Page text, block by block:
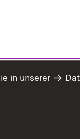
in unserer